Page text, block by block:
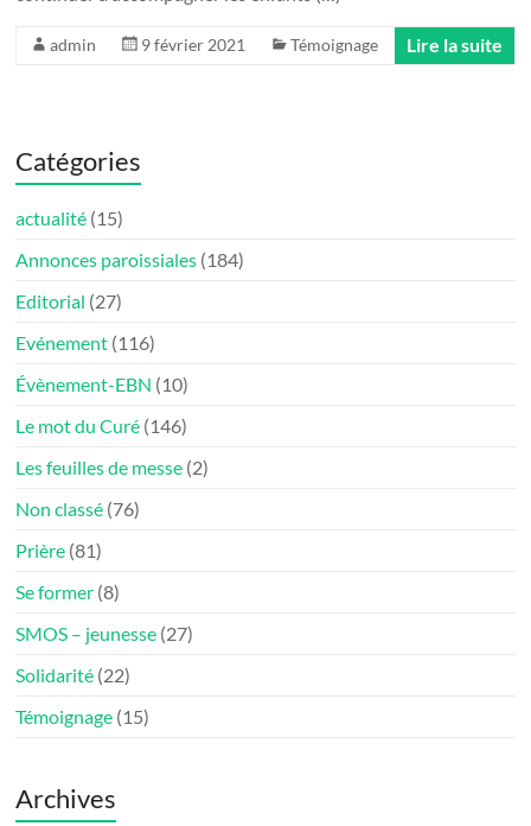
admin 9 février 2021 Témoignage Lire la suite
Catégories
actualité (15)
Annonces paroissiales (184)
Editorial (27)
Evénement (116)
Évènement-EBN (10)
Le mot du Curé (146)
Les feuilles de messe (2)
Non classé (76)
Prière (81)
Se former (8)
SMOS – jeunesse (27)
Solidarité (22)
Témoignage (15)
Archives